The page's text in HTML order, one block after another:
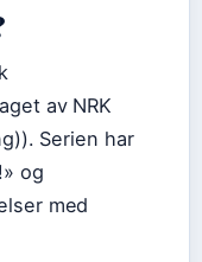
av NRK
Serien har
og
med